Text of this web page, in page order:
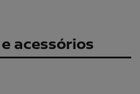
acessórios